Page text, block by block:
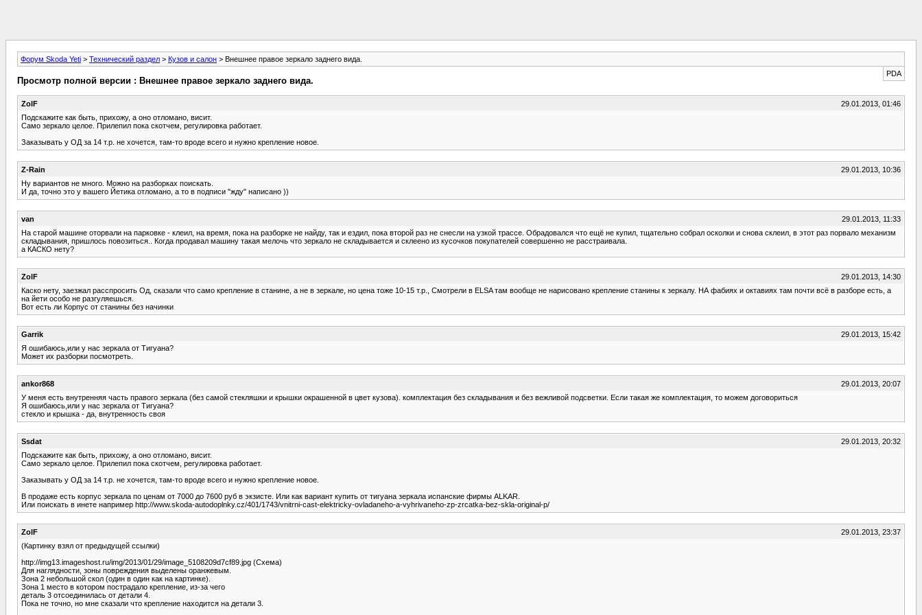
Форум Skoda Yeti > Технический раздел > Кузов и салон > Внешнее правое зеркало заднего вида.
PDA
Просмотр полной версии : Внешнее правое зеркало заднего вида.
ZolF
29.01.2013, 01:46
Подскажите как быть, прихожу, а оно отломано, висит.
Само зеркало целое. Прилепил пока скотчем, регулировка работает.
Заказывать у ОД за 14 т.р. не хочется, там-то вроде всего и нужно крепление новое.
Z-Rain
29.01.2013, 10:36
Ну вариантов не много. Можно на разборках поискать.
И да, точно это у вашего Йетика отломано, а то в подписи "жду" написано ))
van
29.01.2013, 11:33
На старой машине оторвали на парковке - клеил, на время, пока на разборке не найду, так и ездил, пока второй раз не снесли на узкой трассе. Обрадовался что ещё не купил, тщательно собрал осколки и снова склеил, в этот раз порвало механизм
складывания, пришлось повозиться.. Когда продавал машину такая мелочь что зеркало не складывается и склеено из кусочков покупателей совершенно не расстраивала.
а КАСКО нету?
ZolF
29.01.2013, 14:30
Каско нету, заезжал расспросить Од, сказали что само крепление в станине, а не в зеркале, но цена тоже 10-15 т.р., Смотрели в ELSA там вообще не нарисовано крепление станины к зеркалу. НА фабиях и октавиях там почти всё в разборе есть, а
на йети особо не разгуляешься.
Вот есть ли Корпус от станины без начинки
Garrik
29.01.2013, 15:42
Я ошибаюсь,или у нас зеркала от Тигуана?
Может их разборки посмотреть.
ankor868
29.01.2013, 20:07
У меня есть внутренняя часть правого зеркала (без самой стекляшки и крышки окрашенной в цвет кузова). комплектация без складывания и без вежливой подсветки. Если такая же комплектация, то можем договориться
Я ошибаюсь,или у нас зеркала от Тигуана?
стекло и крышка - да, внутренность своя
Ssdat
29.01.2013, 20:32
Подскажите как быть, прихожу, а оно отломано, висит.
Само зеркало целое. Прилепил пока скотчем, регулировка работает.
Заказывать у ОД за 14 т.р. не хочется, там-то вроде всего и нужно крепление новое.
В продаже есть корпус зеркала по ценам от 7000 до 7600 руб в экзисте. Или как вариант купить от тигуана зеркала испанские фирмы АLKAR.
Или поискать в инете например http://www.skoda-autodoplnky.cz/401/1743/vnitrni-cast-elektricky-ovladaneho-a-vyhrivaneho-zp-zrcatka-bez-skla-original-p/
ZolF
29.01.2013, 23:37
(Картинку взял от предыдущей ссылки)
http://img13.imageshost.ru/img/2013/01/29/image_5108209d7cf89.jpg (Схема)
Для наглядности, зоны повреждения выделены оранжевым.
Зона 2 небольшой скол (один в один как на картинке).
Зона 1 место в котором пострадало крепление, из-за чего
деталь 3 отсоединилась от детали 4.
Пока не точно, но мне сказали что крепление находится на детали 3.